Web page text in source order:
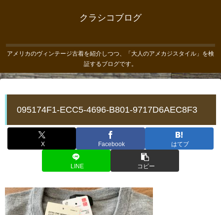
クラシコブログ
アメリカのヴィンテージ古着を紹介しつつ、「大人のアメカジスタイル」を検
証するブログです。
095174F1-ECC5-4696-B801-9717D6AEC8F3
X Facebook はてブ
LINE コピー